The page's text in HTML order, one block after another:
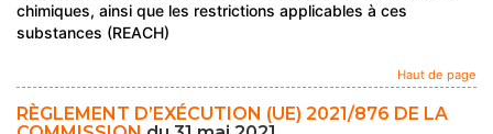
chimiques, ainsi que les restrictions applicables à ces
substances (REACH)
Haut de page
RÈGLEMENT D’EXÉCUTION (UE) 2021/876 DE LA